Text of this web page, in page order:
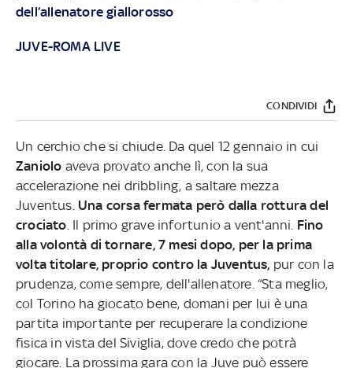
dell’allenatore giallorosso
JUVE-ROMA LIVE
CONDIVIDI
Un cerchio che si chiude. Da quel 12 gennaio in cui
Zaniolo aveva provato anche lì, con la sua
accelerazione nei dribbling, a saltare mezza
Juventus. Una corsa fermata però dalla rottura del
crociato . Il primo grave infortunio a vent'anni. Fino
alla volontà di tornare, 7 mesi dopo, per la prima
volta titolare, proprio contro la Juventus, pur con la
prudenza, come sempre, dell'allenatore. “Sta meglio,
col Torino ha giocato bene, domani per lui è una
partita importante per recuperare la condizione
fisica in vista del Siviglia, dove credo che potrà
giocare. La prossima gara con la Juve può essere